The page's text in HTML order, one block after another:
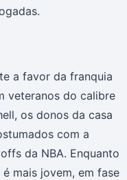
a favor da franquia
veteranos do calibre
os donos da casa
com a
da NBA. Enquanto
mais jovem, em fase